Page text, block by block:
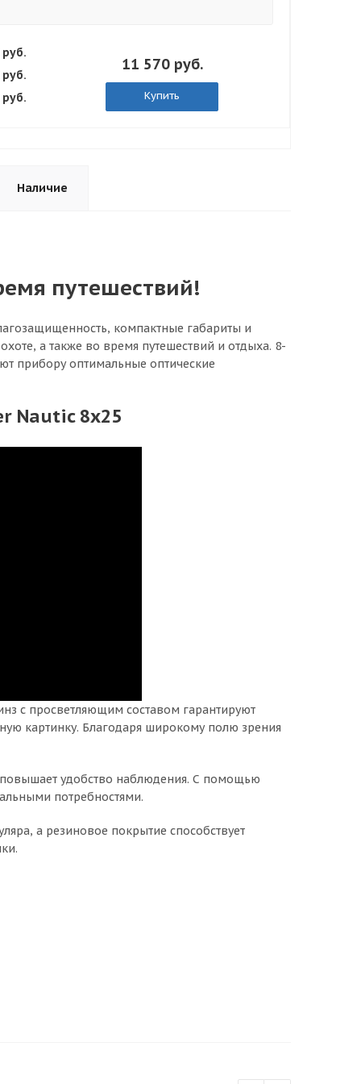
руб.
руб.
руб.
11 570 руб.
Купить
Наличие
путешествий!
компактные габариты и
а также во время путешествий и отдыха. 8-
прибору оптимальные оптические
Nautic 8x25
с просветляющим составом гарантируют
картинку. Благодаря широкому полю зрения
удобство наблюдения. С помощью
потребностями.
а резиновое покрытие способствует